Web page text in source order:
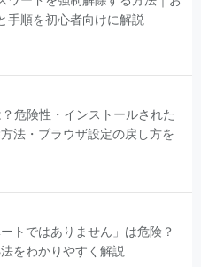
手順を初心者向けに解説
危険性・インストールされた
法・ブラウザ設定の戻し方を
ートではありません」は危険？
をわかりやすく解説